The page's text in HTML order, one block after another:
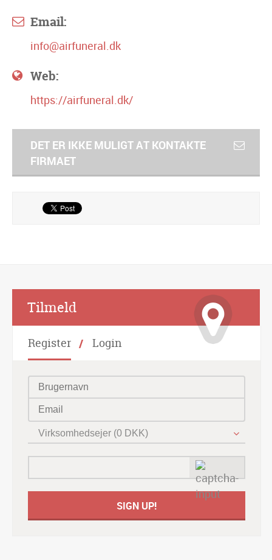
Email:
info@airfuneral.dk
Web:
https://airfuneral.dk/
DET ER IKKE MULIGT AT KONTAKTE
FIRMAET
Tilmeld
Register Login
Virksomhedsejer (0 DKK)